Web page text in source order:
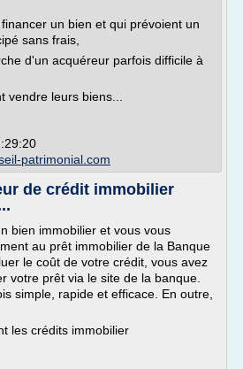
un bien et qui prévoient un
sans frais,
d'un acquéreur parfois difficile à
vendre leurs biens...
patrimonial.com
de crédit immobilier
bien immobilier et vous vous
au prêt immobilier de la Banque
le coût de votre crédit, vous avez
votre prêt via le site de la banque.
simple, rapide et efficace. En outre,
les crédits immobilier